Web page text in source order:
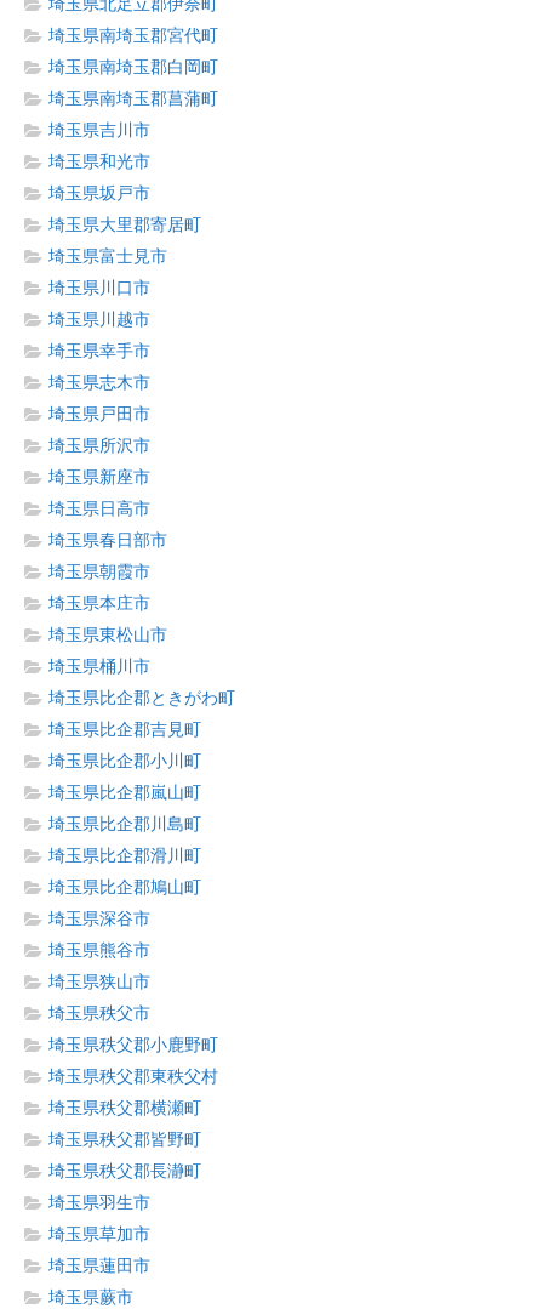
埼玉県北足立郡伊奈町
埼玉県南埼玉郡宮代町
埼玉県南埼玉郡白岡町
埼玉県南埼玉郡菖蒲町
埼玉県吉川市
埼玉県和光市
埼玉県坂戸市
埼玉県大里郡寄居町
埼玉県富士見市
埼玉県川口市
埼玉県川越市
埼玉県幸手市
埼玉県志木市
埼玉県戸田市
埼玉県所沢市
埼玉県新座市
埼玉県日高市
埼玉県春日部市
埼玉県朝霞市
埼玉県本庄市
埼玉県東松山市
埼玉県桶川市
埼玉県比企郡ときがわ町
埼玉県比企郡吉見町
埼玉県比企郡小川町
埼玉県比企郡嵐山町
埼玉県比企郡川島町
埼玉県比企郡滑川町
埼玉県比企郡鳩山町
埼玉県深谷市
埼玉県熊谷市
埼玉県狭山市
埼玉県秩父市
埼玉県秩父郡小鹿野町
埼玉県秩父郡東秩父村
埼玉県秩父郡横瀬町
埼玉県秩父郡皆野町
埼玉県秩父郡長瀞町
埼玉県羽生市
埼玉県草加市
埼玉県蓮田市
埼玉県蕨市